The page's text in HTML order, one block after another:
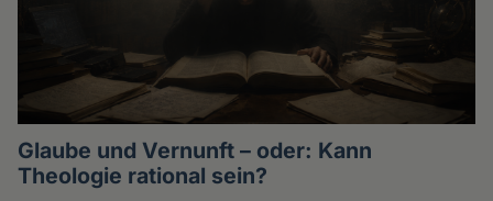
Glaube und Vernunft – oder: Kann
Theologie rational sein?